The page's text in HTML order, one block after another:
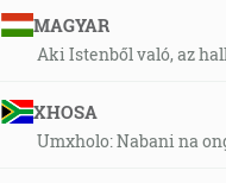
MAGYAR
Aki Istenből való, az
XHOSA
Umxholo: Nabani na